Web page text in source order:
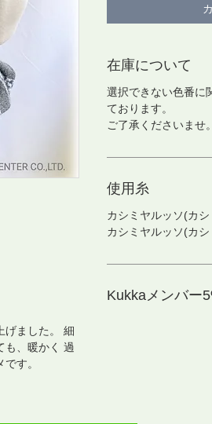
げました。 細
も、暖かく 過
す。
在庫について
選択できない色番に
ております。
ご了承くださいませ
使用糸
カシミヤルッソ(カ
カシミヤルッソ(カ
Kukkaメンバー